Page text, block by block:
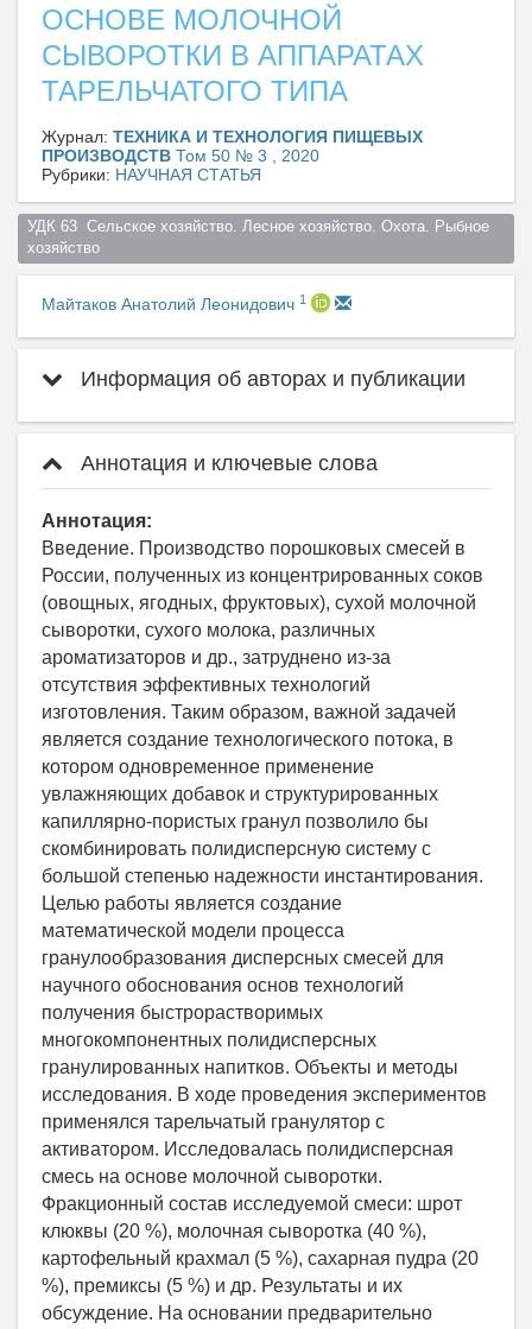
ОСНОВЕ МОЛОЧНОЙ
СЫВОРОТКИ В АППАРАТАХ
ТАРЕЛЬЧАТОГО ТИПА
Журнал: ТЕХНИКА И ТЕХНОЛОГИЯ ПИЩЕВЫХ
ПРОИЗВОДСТВ Том 50 № 3 , 2020
Рубрики: НАУЧНАЯ СТАТЬЯ
УДК 63  Сельское хозяйство. Лесное хозяйство. Охота. Рыбное
хозяйство
Майтаков Анатолий Леонидович 1
Информация об авторах и публикации
Аннотация и ключевые слова
Аннотация:
Введение. Производство порошковых смесей в
России, полученных из концентрированных соков
(овощных, ягодных, фруктовых), сухой молочной
сыворотки, сухого молока, различных
ароматизаторов и др., затруднено из-за
отсутствия эффективных технологий
изготовления. Таким образом, важной задачей
является создание технологического потока, в
котором одновременное применение
увлажняющих добавок и структурированных
капиллярно-пористых гранул позволило бы
скомбинировать полидисперсную систему с
большой степенью надежности инстантирования.
Целью работы является создание
математической модели процесса
гранулообразования дисперсных смесей для
научного обоснования основ технологий
получения быстрорастворимых
многокомпонентных полидисперсных
гранулированных напитков. Объекты и методы
исследования. В ходе проведения экспериментов
применялся тарельчатый гранулятор с
активатором. Исследовалась полидисперсная
смесь на основе молочной сыворотки.
Фракционный состав исследуемой смеси: шрот
клюквы (20 %), молочная сыворотка (40 %),
картофельный крахмал (5 %), сахарная пудра (20
%), премиксы (5 %) и др. Результаты и их
обсуждение. На основании предварительно